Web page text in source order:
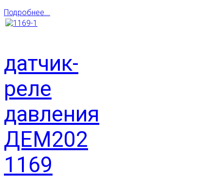
Подробнее...
датчик-
реле
давления
ДЕМ202
1169